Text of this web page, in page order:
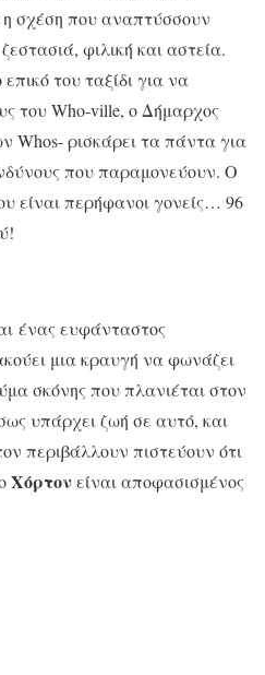
η σχέση που αναπτύσσουν
φιλική και αστεία.
του ταξίδι για να
του Who-ville, ο Δήμαρχος
Whos- ρισκάρει τα πάντα για
που παραμονεύουν. Ο
είναι περήφανοι γονείς… 96
ένας ευφάνταστος
μια κραυγή να φωνάζει
σκόνης που πλανιέται στον
υπάρχει ζωή σε αυτό, και
περιβάλλουν πιστεύουν ότι
Χόρτον είναι αποφασισμένος